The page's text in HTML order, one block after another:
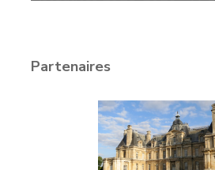
Partenaires